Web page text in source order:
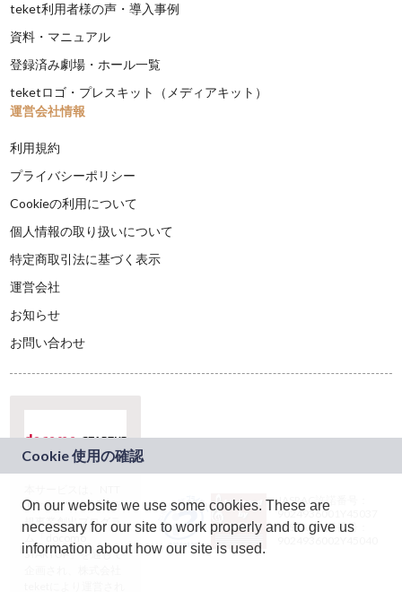
teket利用者様の声・導入事例
資料・マニュアル
登録済み劇場・ホール一覧
teketロゴ・プレスキット（メディアキット）
運営会社情報
利用規約
プライバシーポリシー
Cookieの利用について
個人情報の取り扱いについて
特定商取引法に基づく表示
運営会社
お知らせ
お問い合わせ
ドコモグループの新
規事業創出プログラ
ム「docomo
STARTUP」を通じて
JASRAC許諾番号：
9024936001Y45037
JASRAC許諾番号：
On our website we use some cookies. These are
necessary for our site to work properly and to give us
information about how our site is used.